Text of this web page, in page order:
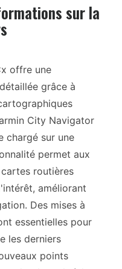
sur la
offre une
grâce à
City Navigator
chargé sur une
permet aux
routières
améliorant
Des mises à
essentielles pour
les derniers
points